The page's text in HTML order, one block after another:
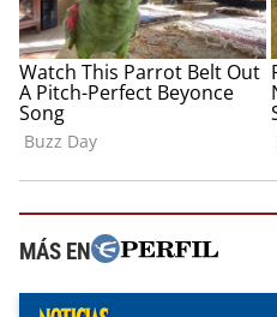
MÁS EN